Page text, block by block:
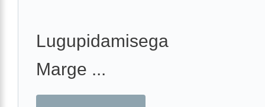
Lugupidamisega
Marge ...